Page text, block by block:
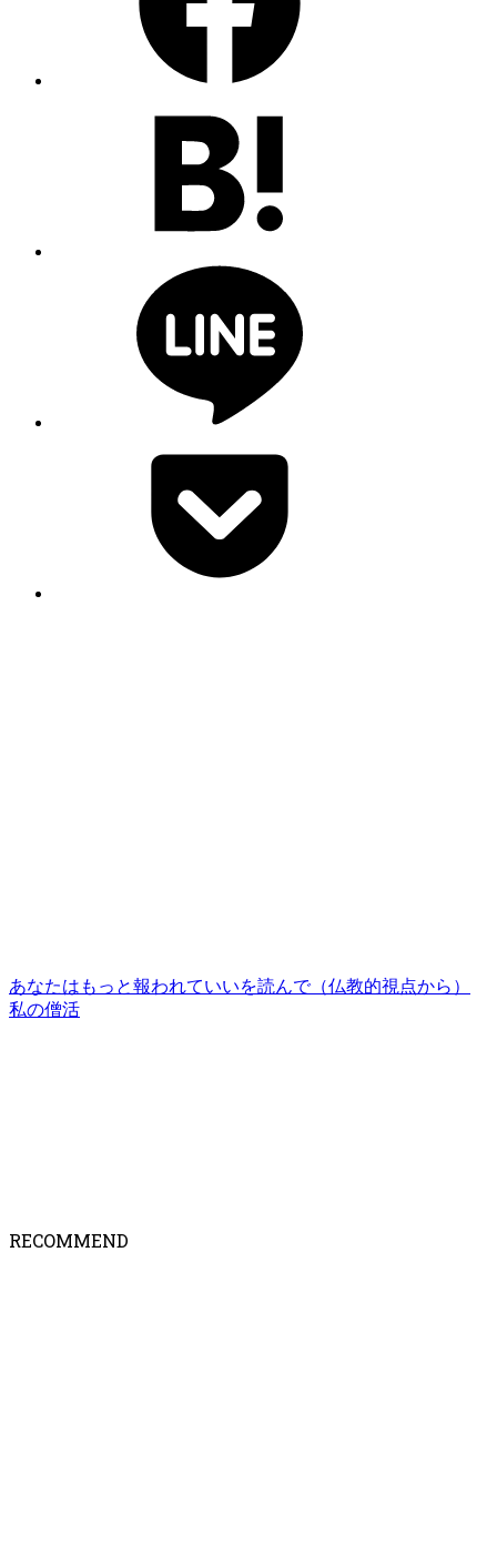
あなたはもっと報われていいを読んで（仏教的視点から）
私の僧活
RECOMMEND